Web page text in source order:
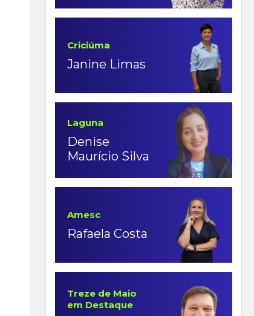
Criciúma
Janine Limas
Laguna
Denise
Maurício Silva
Amesc
Rafaela Costa
Treze de Maio
em Destaque